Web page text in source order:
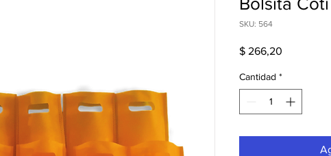
SKU: 564
$ 266,20
Cantidad *